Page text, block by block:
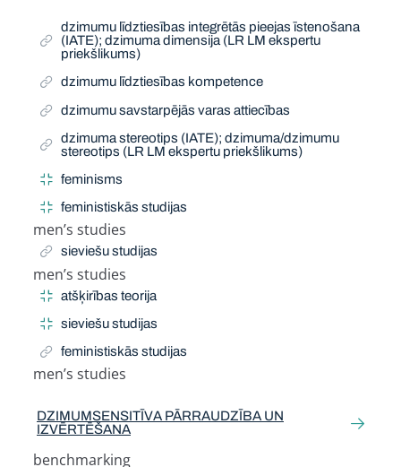
dzimumu līdztiesības integrētās pieejas īstenošana
(IATE); dzimuma dimensija (LR LM ekspertu
priekšlikums)
dzimumu līdztiesības kompetence
dzimumu savstarpējās varas attiecības
dzimuma stereotips (IATE); dzimuma/dzimumu
stereotips (LR LM ekspertu priekšlikums)
feminisms
feministiskās studijas
men’s studies
Related Term
sieviešu studijas
men’s studies
Narrow Term
atšķirības teorija
sieviešu studijas
feministiskās studijas
men’s studies
DZIMUMSENSITĪVA PĀRRAUDZĪBA UN
IZVĒRTĒŠANA
benchmarking